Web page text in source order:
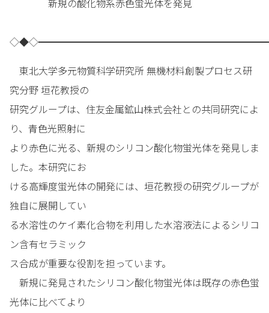
新規の酸化物系赤色蛍光体を発見
東北大学多元物質科学研究所 無機材料創製プロセス研
究分野 垣花教授の
研究グループは、住友金属鉱山株式会社との共同研究によ
り、青色光照射に
より赤色に光る、新規のシリコン酸化物蛍光体を発見しま
した。本研究にお
ける高輝度蛍光体の開発には、垣花教授の研究グループが
独自に展開してい
る水溶性のケイ素化合物を利用した水溶液法によるシリコ
ン含有セラミック
ス合成が重要な役割を担っています。
新規に発見されたシリコン酸化物蛍光体は既存の赤色蛍
光体に比べてより